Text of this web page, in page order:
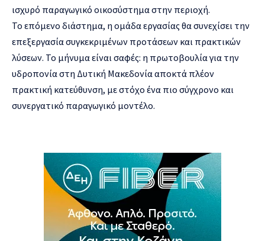
ισχυρό παραγωγικό οικοσύστημα στην περιοχή.
Το επόμενο διάστημα, η ομάδα εργασίας θα συνεχίσει την
επεξεργασία συγκεκριμένων προτάσεων και πρακτικών
λύσεων. Το μήνυμα είναι σαφές: η πρωτοβουλία για την
υδροπονία στη Δυτική Μακεδονία αποκτά πλέον
πρακτική κατεύθυνση, με στόχο ένα πιο σύγχρονο και
συνεργατικό παραγωγικό μοντέλο.